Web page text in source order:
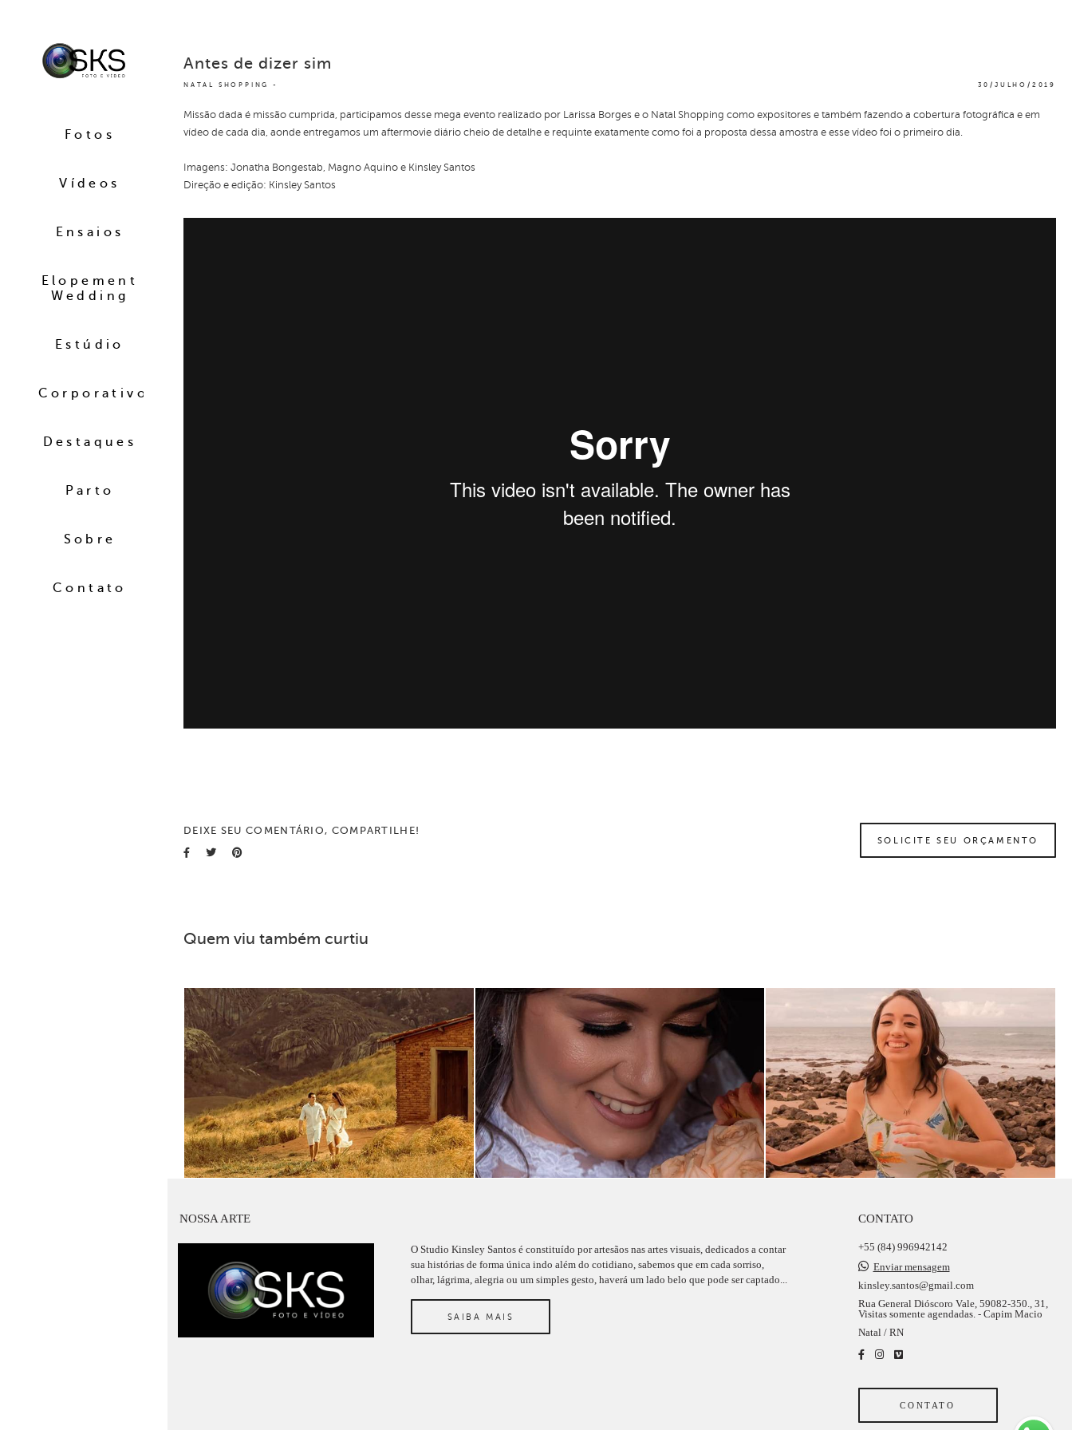
Fotos
Vídeos
Ensaios
Elopement
Wedding
Estúdio
Corporativo
Destaques
Parto
Sobre
Contato
NATAL SHOPPING 30/JULHO/2019
Antes de dizer sim
Missão dada é missão cumprida, participamos desse mega evento realizado por Larissa Borges e o Natal Shopping como expositores e também fazendo a cobertura fotográfica e em
vídeo de cada dia, aonde entregamos um aftermovie diário cheio de detalhe e requinte exatamente como foi a proposta dessa amostra e esse vídeo foi o primeiro dia.
Imagens: Jonatha Bongestab, Magno Aquino e Kinsley Santos
Direção e edição: Kinsley Santos
DEIXE SEU COMENTÁRIO, COMPARTILHE!
SOLICITE SEU ORÇAMENTO
Quem viu também curtiu
NOSSA ARTE
O Studio Kinsley Santos é constituído por artesãos nas artes visuais, dedicados a contar
sua histórias de forma única indo além do cotidiano, sabemos que em cada sorriso,
olhar, lágrima, alegria ou um simples gesto, haverá um lado belo que pode ser captado...
SAIBA MAIS
CONTATO
+55 (84) 996942142
Enviar mensagem
kinsley.santos@gmail.com
Rua General Dióscoro Vale, 59082-350., 31,
Visitas somente agendadas. - Capim Macio
Natal / RN
CONTATO